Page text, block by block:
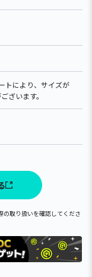
により、サイズが
ざいます。
取り扱いを確認してくださ